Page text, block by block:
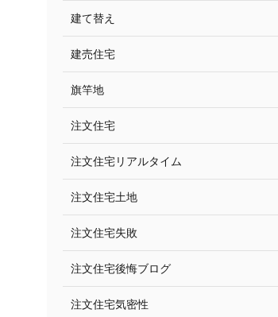
建て替え
建売住宅
旗竿地
注文住宅
注文住宅リアルタイム
注文住宅土地
注文住宅失敗
注文住宅後悔ブログ
注文住宅気密性